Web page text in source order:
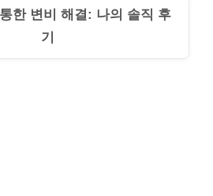
한 변비 해결: 나의 솔직 후
기